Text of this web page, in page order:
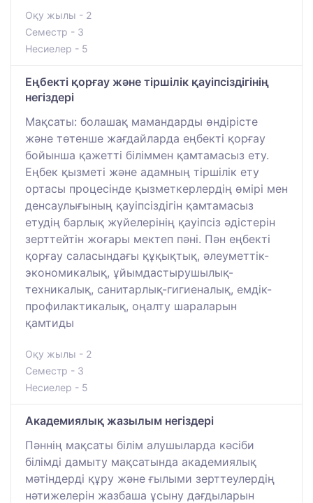
Оқу жылы - 2
Семестр - 3
Несиелер - 5
Еңбекті қорғау және тіршілік қауіпсіздігінің
негіздері
Мақсаты: болашақ мамандарды өндірісте
және төтенше жағдайларда еңбекті қорғау
бойынша қажетті біліммен қамтамасыз ету.
Еңбек қызметі және адамның тіршілік ету
ортасы процесінде қызметкерлердің өмірі мен
денсаулығының қауіпсіздігін қамтамасыз
етудің барлық жүйелерінің қауіпсіз әдістерін
зерттейтін жоғары мектеп пәні. Пән еңбекті
қорғау саласындағы құқықтық, әлеуметтік-
экономикалық, ұйымдастырушылық-
техникалық, санитарлық-гигиеналық, емдік-
профилактикалық, оңалту шараларын
қамтиды
Оқу жылы - 2
Семестр - 3
Несиелер - 5
Академиялық жазылым негіздері
Пәннің мақсаты білім алушыларда кәсіби
білімді дамыту мақсатында академиялық
мәтіндерді құру және ғылыми зерттеулердің
нәтижелерін жазбаша ұсыну дағдыларын